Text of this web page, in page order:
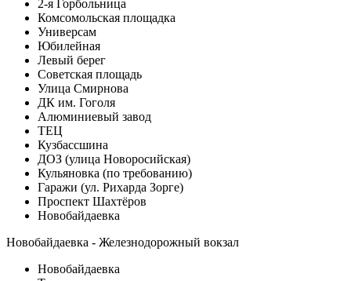
2-я Горбольница
Комсомольская площадка
Универсам
Юбилейная
Левый берег
Советская площадь
Улица Смирнова
ДК им. Гоголя
Алюминиевый завод
ТЕЦ
Кузбассшина
ДОЗ (улица Новоросийская)
Кульяновка (по требованию)
Гаражи (ул. Рихарда Зорге)
Проспект Шахтёров
Новобайдаевка
Новобайдаевка - Железнодорожный вокзал
Новобайдаевка